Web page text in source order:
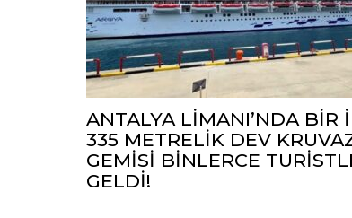
ANTALYA LİMANI’NDA BİR
335 METRELİK DEV
GEMİSİ BİNLERCE
GELDİ!